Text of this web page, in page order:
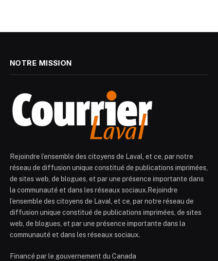
NOTRE MISSION
Rejoindre l’ensemble des citoyens de Laval, et ce, par notre
réseau de diffusion unique constitué de publications imprimées,
de sites web, de blogues, et par une présence importante dans
la communauté et dans les réseaux sociaux.Rejoindre
l’ensemble des citoyens de Laval, et ce, par notre réseau de
diffusion unique constitué de publications imprimées, de sites
web, de blogues, et par une présence importante dans la
communauté et dans les réseaux sociaux.
Financé par le gouvernement du Canada